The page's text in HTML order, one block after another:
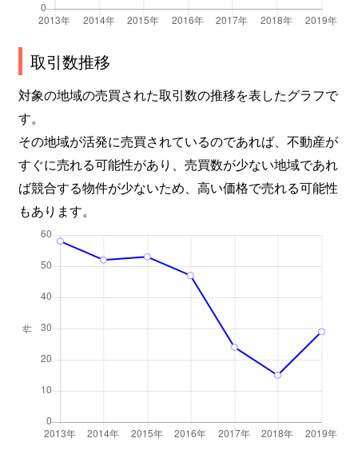
取引数推移
対象の地域の売買された取引数の推移を表したグラフで
す。
その地域が活発に売買されているのであれば、不動産が
すぐに売れる可能性があり、売買数が少ない地域であれ
ば競合する物件が少ないため、高い価格で売れる可能性
もあります。